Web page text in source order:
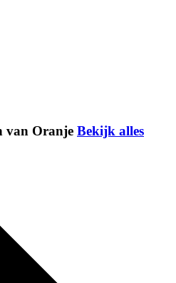
van Oranje Bekijk alles